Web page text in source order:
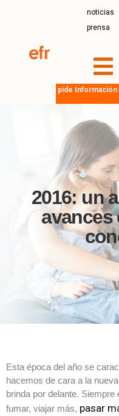
noticias
prensa
pide Información
2016: un
avances
Esta época del año se
hacemos de cara a la
brinda por delante.
fumar, viajar más, pasar